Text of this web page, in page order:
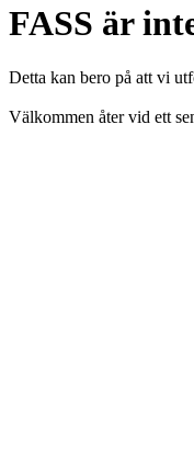
FASS är
Detta kan bero på att vi
Välkommen åter vid ett